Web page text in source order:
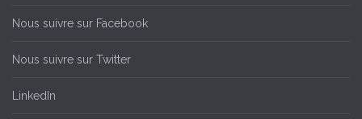
Nous suivre sur Facebook
Nous suivre sur Twitter
LinkedIn